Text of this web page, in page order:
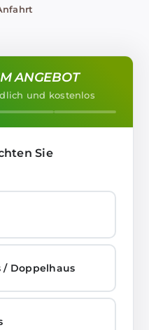
ANGEBOT
und kostenlos
Sie
Doppelhaus